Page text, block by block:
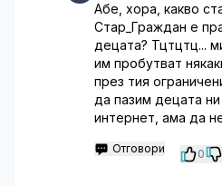
Абе, хора, какво
Стар_Граждан е
децата? Тцтцтц...
им пробутват
през тия
да пазим децата
интернет, ама да
Отговори 0